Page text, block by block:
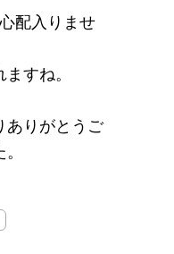
配入りませ
すね。
ありがとうご